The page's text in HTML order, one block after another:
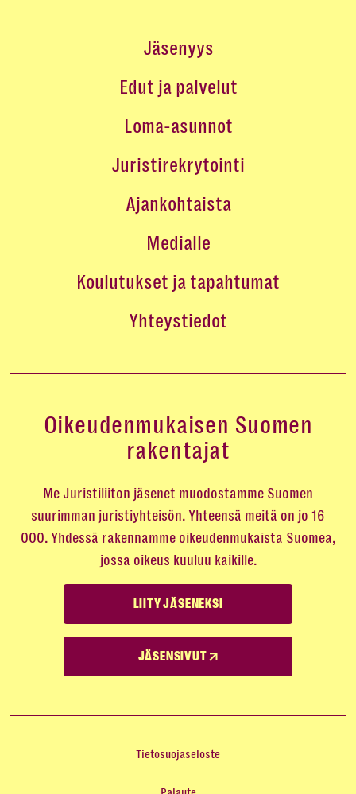
Jäsenyys
Edut ja palvelut
Loma-asunnot
Juristirekrytointi
Ajankohtaista
Medialle
Koulutukset ja tapahtumat
Yhteystiedot
Oikeudenmukaisen Suomen
rakentajat
Me Juristiliiton jäsenet muodostamme Suomen
suurimman juristiyhteisön. Yhteensä meitä on jo 16
000. Yhdessä rakennamme oikeudenmukaista Suomea,
jossa oikeus kuuluu kaikille.
LIITY JÄSENEKSI
JÄSENSIVUT
Tietosuojaseloste